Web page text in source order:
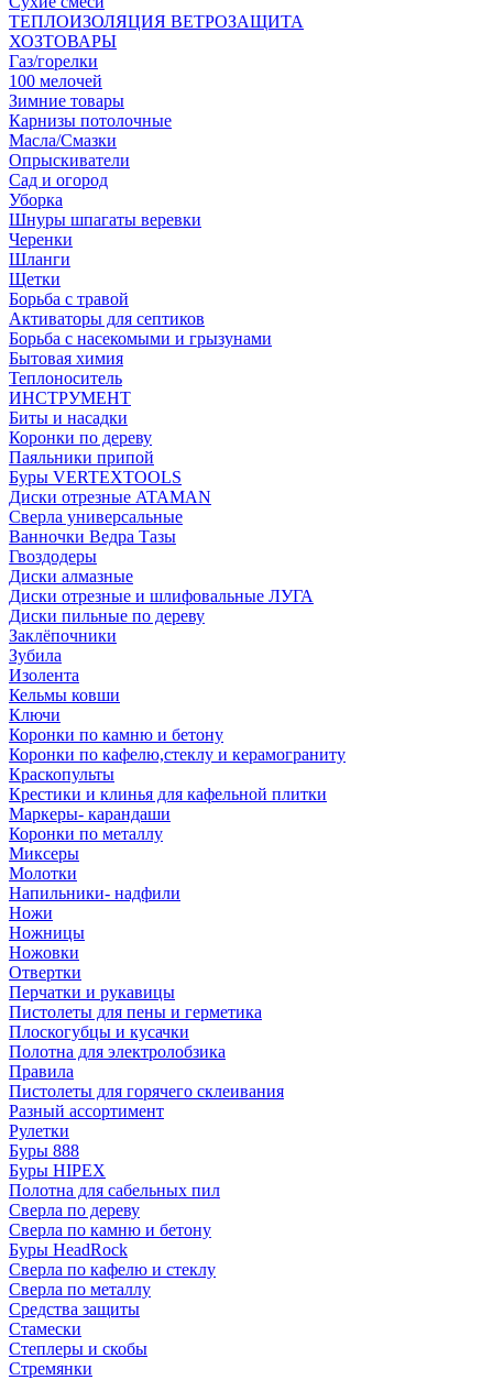
ТЕПЛОИЗОЛЯЦИЯ ВЕТРОЗАЩИТА
ХОЗТОВАРЫ
Газ/горелки
100 мелочей
Зимние товары
Карнизы потолочные
Масла/Смазки
Опрыскиватели
Сад и огород
Уборка
Шнуры шпагаты веревки
Черенки
Шланги
Щетки
Борьба с травой
Активаторы для септиков
Борьба с насекомыми и грызунами
Бытовая химия
Теплоноситель
ИНСТРУМЕНТ
Биты и насадки
Коронки по дереву
Паяльники припой
Буры VERTEXTOOLS
Диски отрезные ATAMAN
Сверла универсальные
Ванночки Ведра Тазы
Гвоздодеры
Диски алмазные
Диски отрезные и шлифовальные ЛУГА
Диски пильные по дереву
Заклёпочники
Зубила
Изолента
Кельмы ковши
Ключи
Коронки по камню и бетону
Коронки по кафелю,стеклу и керамограниту
Краскопульты
Крестики и клинья для кафельной плитки
Маркеры- карандаши
Коронки по металлу
Миксеры
Молотки
Напильники- надфили
Ножи
Ножницы
Ножовки
Отвертки
Перчатки и рукавицы
Пистолеты для пены и герметика
Плоскогубцы и кусачки
Полотна для электролобзика
Правила
Пистолеты для горячего склеивания
Разный ассортимент
Рулетки
Буры 888
Буры HIPEX
Полотна для сабельных пил
Сверла по дереву
Сверла по камню и бетону
Буры HeadRock
Сверла по кафелю и стеклу
Сверла по металлу
Средства защиты
Стамески
Степлеры и скобы
Стремянки